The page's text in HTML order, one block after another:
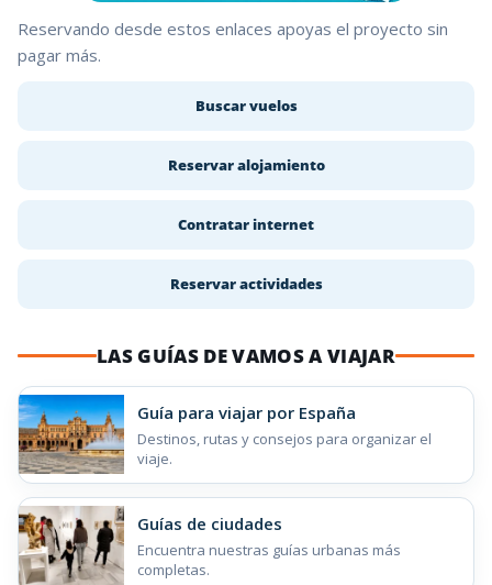
Reservando desde estos enlaces apoyas el proyecto sin
pagar más.
Buscar vuelos
Reservar alojamiento
Contratar internet
Reservar actividades
LAS GUÍAS DE VAMOS A VIAJAR
Guía para viajar por España
Destinos, rutas y consejos para organizar el
viaje.
Guías de ciudades
Encuentra nuestras guías urbanas más
completas.